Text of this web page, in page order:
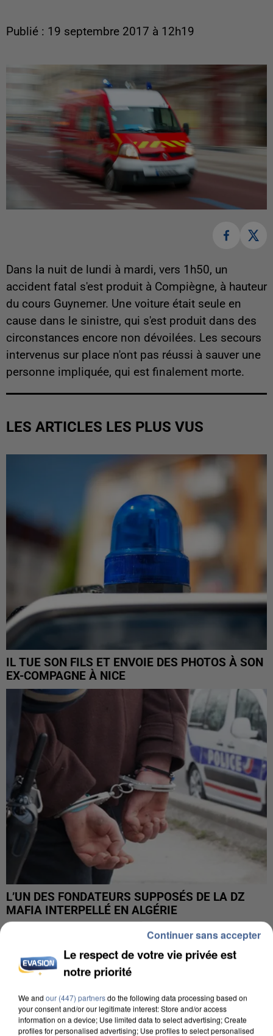
Publié : 19 septembre 2017 à 12h19
Dans la nuit de lundi à mardi, vers 1h50, un
accident fatal s'est produit à Compiègne, à hauteur
du cours Guynemer. Une voiture était seule en
cause dans le sinistre, qui s'est produit dans des
circonstances encore non dévoilées. Les secours
intervenus sur place n'ont pas réussi à sauver une
personne impliquée, qui est finalement morte.
LES ARTICLES LES PLUS VUS
IL TUE SON FILS ET ENVOIE DES PHOTOS À SON
EX-COMPAGNE À NICE
L’UN DES FONDATEURS SUPPOSÉS DE LA DZ
MAFIA INTERPELLÉ EN ALGÉRIE
Le respect de votre vie privée est
notre priorité
We and our (447) partnersdo the following data processing based on
your consent and/or our legitimate interest: Store and/or access
information on a device; Use limited data to select advertising; Create
profiles for personalised advertising; Use profiles to select personalised
Continuer sans accepter